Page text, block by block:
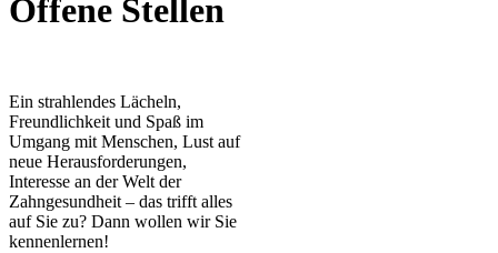
Offene Stellen
Ein strahlendes Lächeln,
Freundlichkeit und Spaß im
Umgang mit Menschen, Lust auf
neue Herausforderungen,
Interesse an der Welt der
Zahngesundheit – das trifft alles
auf Sie zu? Dann wollen wir Sie
kennenlernen!